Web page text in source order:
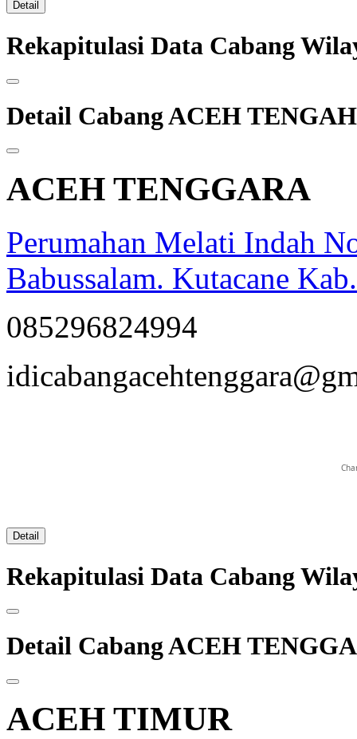
Detail
Rekapitulasi Data Cabang
Detail Cabang ACEH TENGAH
ACEH TENGGARA
Perumahan Melati Indah
Babussalam. Kutacane
085296824994
Detail
Rekapitulasi Data Cabang
Detail Cabang ACEH
ACEH TIMUR